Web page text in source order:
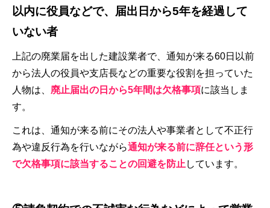
以内に役員などで、届出日から5年を経過して
いない者
上記の廃業届を出した建設業者で、通知が来る60日以前
から法人の役員や支店長などの重要な役割を担っていた
人物は、 廃止届出の日から5年間は欠格事項に該当しま
す。
これは、通知が来る前にその法人や事業者として不正行
為や違反行為を行いながら通知が来る前に辞任という形
で欠格事項に該当することの回避を防止 しています。